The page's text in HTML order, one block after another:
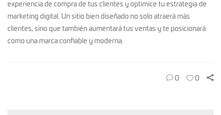
experiencia de compra de tus clientes y optimice tu estrategia de
marketing digital. Un sitio bien diseñado no solo atraerá más
clientes, sino que también aumentará tus ventas y te posicionará
como una marca confiable y moderna.
0 0